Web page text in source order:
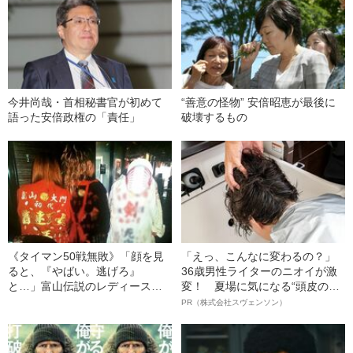
今井尚哉・首相秘書官が初めて
語った安倍政権の「責任」
“善意の怪物” 安倍昭恵が最後に
破壊するもの
《タイマン50戦無敗》「顔を見
ると、『やばい。逃げろ』
と…」富山伝説のレディース初
「えっ、こんなに変わるの？」
36歳男性ライターのニオイが激
変！ 夏場に気になる“頭皮のニ
オイ”や“ベタつき”を解消す
ト”が生み出した徹底ケアとは
PR（株式会社スヴェンソン）